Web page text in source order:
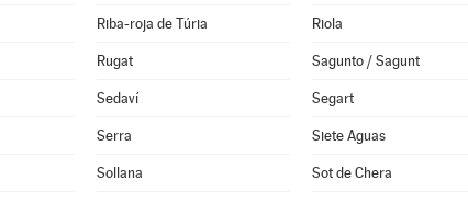
Riba-roja de Túria Riola
Rugat Sagunto / Sagunt
Sedaví Segart
Serra Siete Aguas
Sollana Sot de Chera